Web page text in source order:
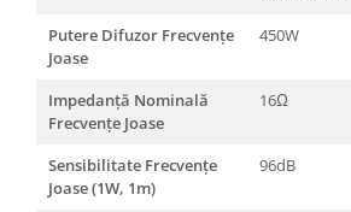
Putere Difuzor Frecvențe
Joase
450W
Impedanță Nominală
Frecvențe Joase
16Ω
Sensibilitate Frecvențe
Joase (1W, 1m)
96dB